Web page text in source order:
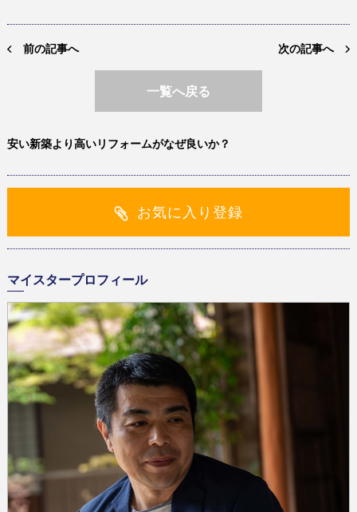
前の記事へ 次の記事へ
一覧へ戻る
安い新築より高いリフォームがなぜ良いか？
お気に入り登録
マイスタープロフィール